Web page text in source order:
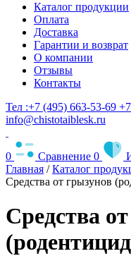
Каталог продукции
Оплата
Доставка
Гарантии и возврат
О компании
Отзывы
Контакты
Тел :+7 (495) 663-53-69
info@chistotaiblesk.ru
0 Сравнение 0
Главная /Каталог
Средства от грызунов
Средства